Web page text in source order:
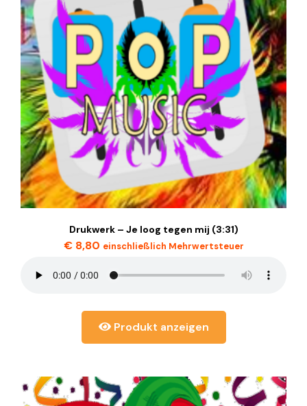
Drukwerk – Je loog tegen mij (3:31)
€8,80 einschließlich Mehrwertsteuer
Produkt anzeigen